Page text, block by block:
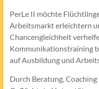
PerLe II möchte
Arbeitsmarkt erleichtern
Chancengleichheit
Kommunikationstraining
auf Ausbildung und
Durch Beratung,